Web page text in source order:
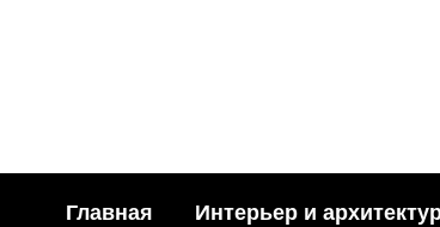
Даже у
Главная Интерьер и